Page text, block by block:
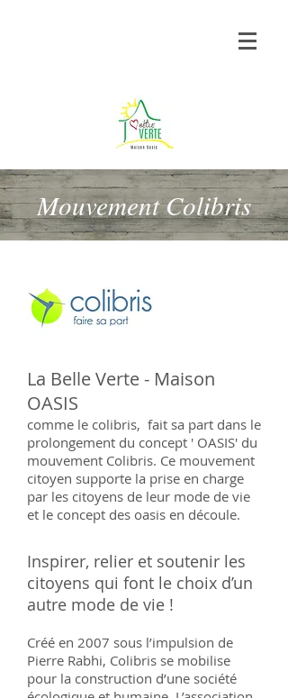
Mouvement Colibris
La Belle Verte - Maison
OASIS
comme le colibris, fait sa part dans le
prolongement du concept ' OASIS' du
mouvement Colibris. Ce mouvement
citoyen supporte la prise en charge
par les citoyens de leur mode de vie
et le concept des oasis en découle.
Inspirer, relier et soutenir les
citoyens qui font le choix d’un
autre mode de vie !
Créé en 2007 sous l’impulsion de
Pierre Rabhi, Colibris se mobilise
pour la construction d’une société